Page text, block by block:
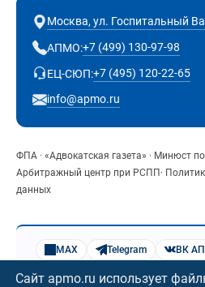
Москва, ул. Госпитальный
АПМО:+7 (499) 130-97-98
ЕЦ-СЮП:+7 (495) 120-22-65
info@apmo.ru
ФПА · «Адвокатская газета» · Минюст
Арбитражный центр при РСПП ·
данных
MAX Telegram
ВК
Веб-
Сайт apmo.ru использует